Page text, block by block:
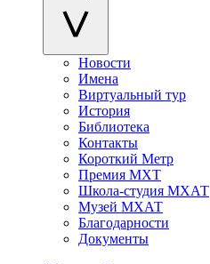
Новости
Имена
Виртуальный тур
История
Библиотека
Контакты
Короткий Метр
Премия МХТ
Школа-студия МХАТ
Музей МХАТ
Благодарности
Документы